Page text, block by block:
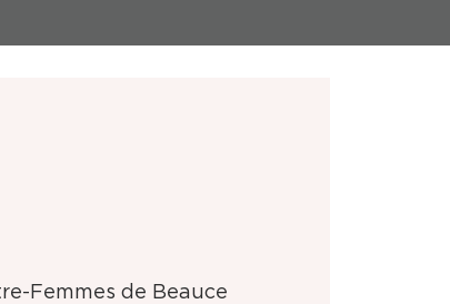
Femmes de Beauce